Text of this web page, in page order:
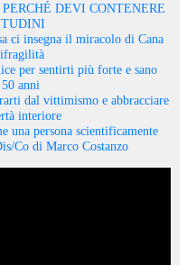
DEVI CONTENERE
ci insegna il miracolo di Cana
per sentirti più forte e sano
anni
dal vittimismo e abbracciare
interiore
una persona scientificamente
Co di Marco Costanzo